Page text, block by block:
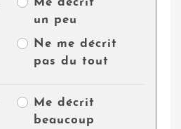
Me décrit
un peu
Ne me décrit
pas du tout
Me décrit
beaucoup